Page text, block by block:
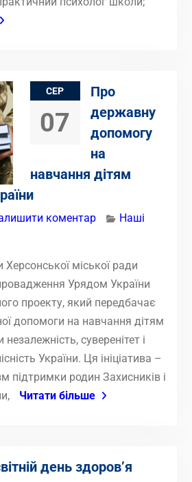
СЕР
07
Про
державну
допомогу
на
навчання дітям
коментар
Наші
Херсонської міської ради
Урядом України
проекту, який передбачає
допомоги на навчання дітям
суверенітет і
України. Ця ініціатива –
підтримки родин Захисників і
Читати більше
день здоров’я